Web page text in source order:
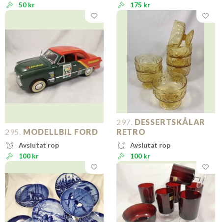
50 kr
175 kr
295. MODELLBIL FORD
Avslutat rop
100 kr
297. DESSERTSKÅLAR
RETRO
Avslutat rop
100 kr